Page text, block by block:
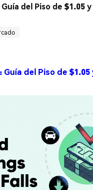
del Piso de $1.05
Guía del Piso de $1.05